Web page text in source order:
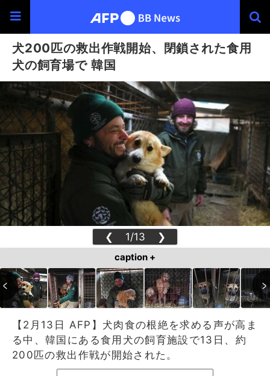
犬200匹の救出作戦開始、閉鎖された食用
犬の飼育場で 韓国
❮ 1/13 ❯
caption +
【2月13日 AFP】犬肉食の根絶を求める声が高ま
る中、韓国にある食用犬の飼育施設で13日、約
200匹の救出作戦が開始された。